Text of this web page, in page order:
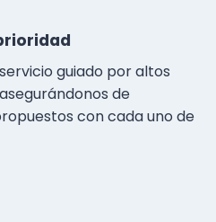
guiado por altos
de
con cada uno de